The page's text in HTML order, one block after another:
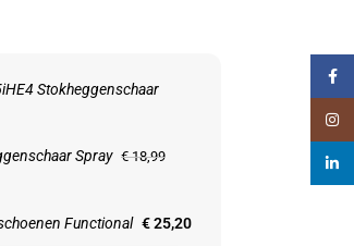
Stokheggenschaar
Spray €18,99
Functional €25,20